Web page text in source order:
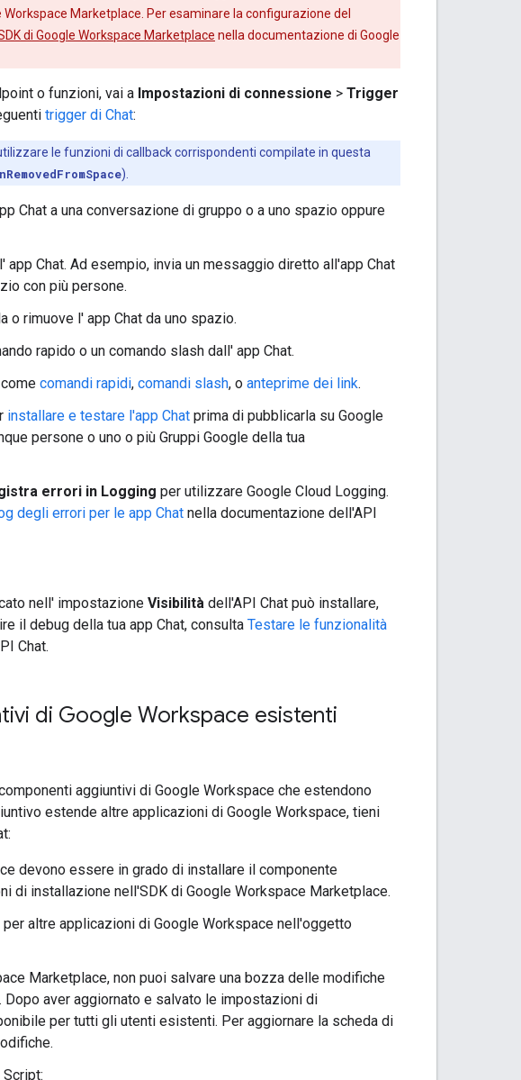
Marketplace. Per esaminare la configurazione del
di Google Workspace Marketplace nella documentazione di Google
o funzioni, vai a Impostazioni di connessione > Trigger
trigger di Chat:
le funzioni di callback corrispondenti compilate in questa
).
Chat a una conversazione di gruppo o a uno spazio oppure
app Chat. Ad esempio, invia un messaggio diretto all'app Chat
con più persone.
o rimuove l' app Chat da uno spazio.
rapido o un comando slash dall' app Chat.
comandi rapidi, comandi slash, o anteprime dei link.
installare e testare l'app Chat prima di pubblicarla su Google
persone o uno o più Gruppi Google della tua
errori in Logging per utilizzare Google Cloud Logging.
degli errori per le app Chat nella documentazione dell'API
nell' impostazione Visibilità dell'API Chat può installare,
il debug della tua app Chat, consulta Testare le funzionalità
Chat.
di Google Workspace esistenti
aggiuntivi di Google Workspace che estendono
estende altre applicazioni di Google Workspace, tieni
devono essere in grado di installare il componente
di installazione nell'SDK di Google Workspace Marketplace.
altre applicazioni di Google Workspace nell'oggetto
Marketplace, non puoi salvare una bozza delle modifiche
. Dopo aver aggiornato e salvato le impostazioni di
per tutti gli utenti esistenti. Per aggiornare la scheda di